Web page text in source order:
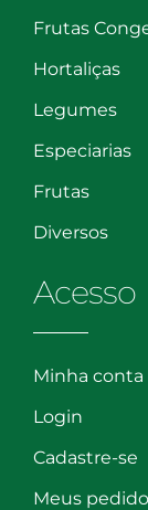
Frutas
Hortaliças
Legumes
Especiarias
Frutas
Diversos
Acesso
Minha conta
Login
Cadastre-se
Meus